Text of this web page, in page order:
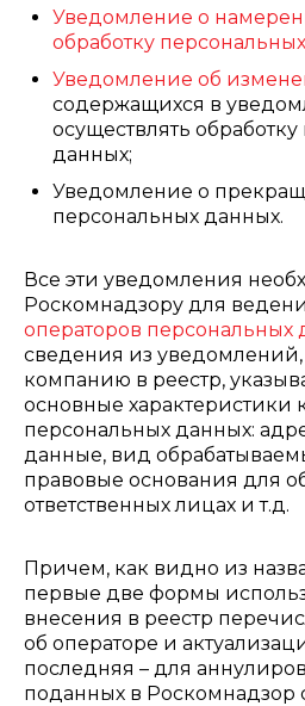
Уведомление о
обработку
Уведомление об
содержащихся в
осуществлять
данных;
Уведомление о
персональных данных.
Все эти уведомления
Роскомнадзору для
операторов персональных
сведения из уведомлений,
компанию в реестр,
основные характеристики
персональных данных:
данные, вид
правовые основания для
ответственных лицах и т.д.
Причем, как видно из
первые две формы
внесения в реестр
об операторе и
последняя – для
поданных в Роскомнадзор